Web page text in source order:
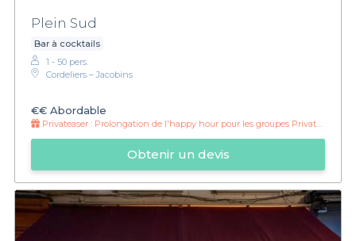
Plein Sud
Bar à cocktails
1 - 50 pers.
Cordeliers – Jacobins
€€ Abordable
Privateaser : Prolongation de l'happy hour pour les groupes Privateaser !
Obtenir un devis